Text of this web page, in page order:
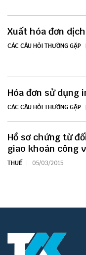
Xuất hóa đơn
CÁC CÂU HỎI THƯỜNG GẶP
Hóa đơn sử dụng
CÁC CÂU HỎI THƯỜNG GẶP
Hồ sơ chứng từ
giao khoán công
THUẾ 05/03/2015